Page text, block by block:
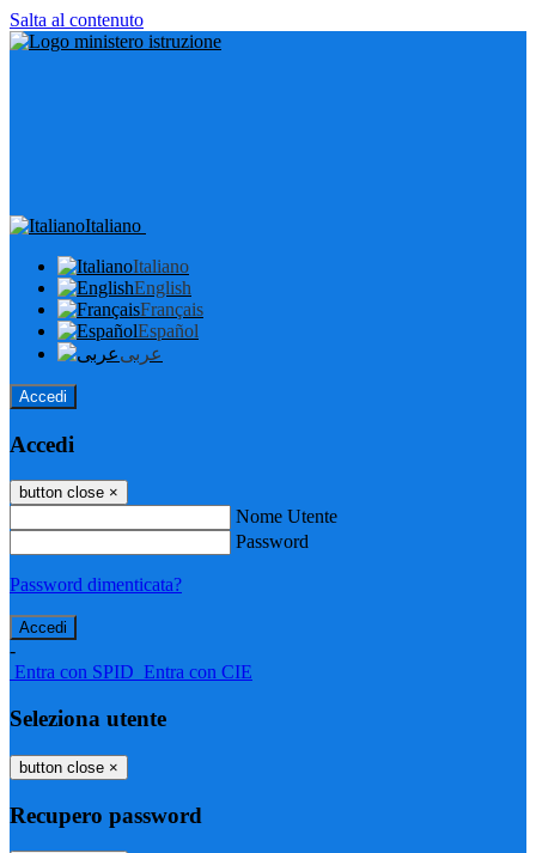
Salta al contenuto
Italiano
Italiano
English
Français
Español
عربى
Accedi
Accedi
button close ×
Nome Utente
Password
Password dimenticata?
-
Entra con SPID Entra con CIE
Seleziona utente
button close ×
Recupero password